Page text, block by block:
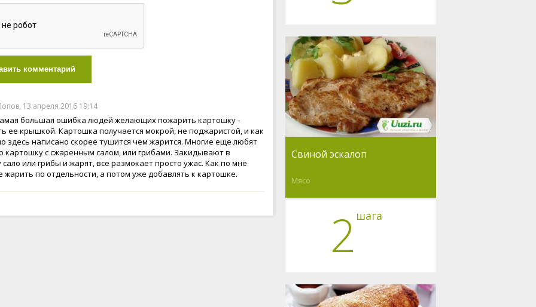
комментарий
13 апреля 2016 19:14
большая ошибка людей желающих пожарить картошку -
ее крышкой. Картошка получается мокрой, не поджаристой, и как
здесь написано скорее тушится чем жарится. Многие еще любят
картошку с сжаренным салом, или грибами. Закидывают в
или грибы и жарят, все размокает просто ужас. Как по мне
жарить по отдельности, а потом уже добавлять к картошке.
Свиной эскалоп
Мясо
2 шага